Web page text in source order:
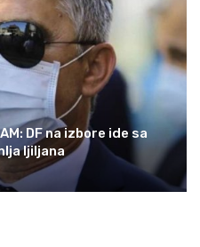
DF na izbore ide sa
ljiljana